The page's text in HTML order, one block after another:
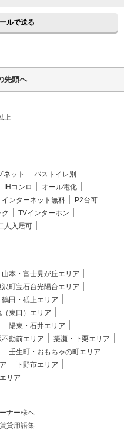
ルで送る
先頭へ
上
ネット
バストイレ別
IHコンロ
オール電化
インターネット無料
P2台可
TVインターホン
人入居可
山本・富士見が丘エリア
沢町宝石台光陽台エリア
鶴田・砥上エリア
東口）エリア
陽東・石井エリア
動前エリア
簗瀬・下栗エリア
壬生町・おもちゃの町エリア
下野市エリア
リア
ナー様へ
貸用語集